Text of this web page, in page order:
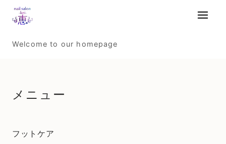
Welcome to our homepage
メニュ
メニュー
フットケア